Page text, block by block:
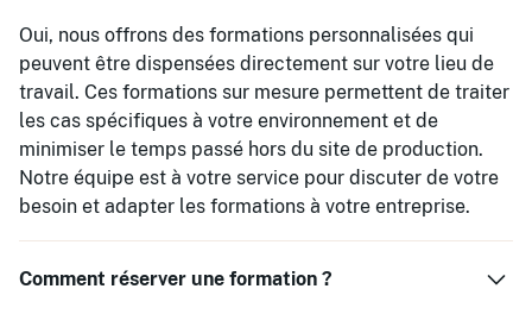
Oui, nous offrons des formations personnalisées qui
peuvent être dispensées directement sur votre lieu de
travail. Ces formations sur mesure permettent de traiter
les cas spécifiques à votre environnement et de
minimiser le temps passé hors du site de production.
Notre équipe est à votre service pour discuter de votre
besoin et adapter les formations à votre entreprise.
Comment réserver une formation ?